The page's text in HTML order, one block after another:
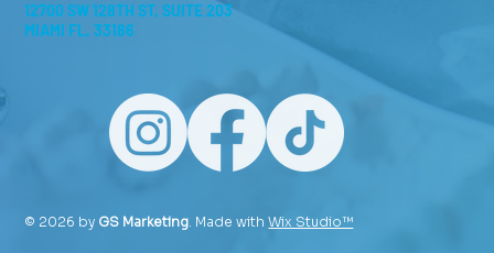
12700 SW 128TH ST, SUITE 203
MIAMI FL, 33186
© 2026 by GS Marketing. Made withWix Studio™